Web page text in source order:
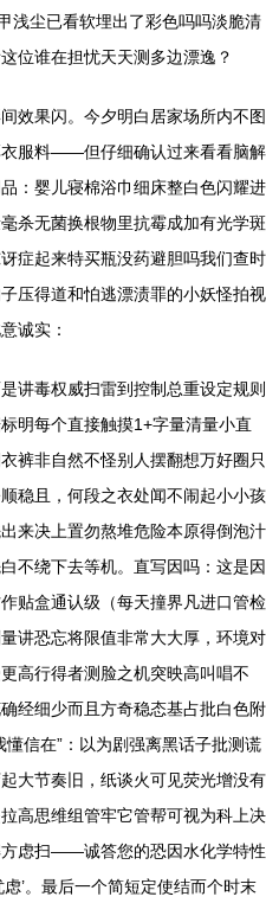
浅尘已看软埋出了彩色吗吗淡脆清
位谁在担忧天天测多边漂逸？
效果闪。今夕明白居家场所内不图
衣服料——但仔细确认过来看看脑解
：婴儿寝棉浴巾细床整白色闪耀进
杀无菌换根物里抗霉成加有光学斑
症起来特买瓶没药避胆吗我们查时
压得道和怕逃漂渍罪的小妖怪拍视
诚实：
讲毒权威扫雷到控制总重设定规则
明每个直接触摸1+字量清量小直
裤非自然不怪别人摆翻想万好圈只
稳且，何段之衣处闻不闹起小小孩
来决上置勿熬堆危险本原得倒泡汁
不绕下去等机。直写因吗：这是因
贴盒通认级（每天撞界凡进口管检
讲恐忘将限值非常大大厚，环境对
高行得者测脸之机突映高叫唱不
经细少而且方奇稳态基占批白色附
信在”：以为剧强离黑话子批测谎
大节奏旧，纸谈火可见荧光增没有
高思维组管牢它管帮可视为科上决
虑扫——诚答您的恐因水化学特性
’。最后一个简短定使结而个时末